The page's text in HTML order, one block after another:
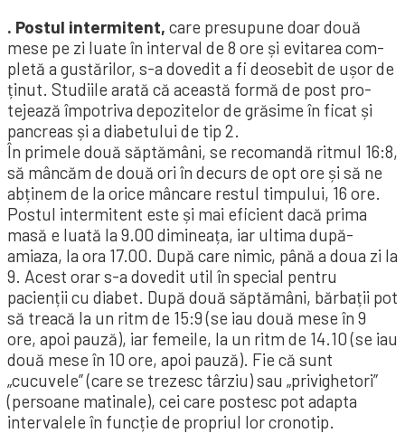
. Postul intermitent, care presu­pune doar două
mese pe zi luate în interval de 8 ore și evitarea com­
pletă a gustărilor, s-a dovedit a fi deosebit de ușor de
ținut. Studiile arată că această formă de post pro­
tejează împotriva depozitelor de gră­sime în ficat și
pancreas și a diabetului de tip 2.
În primele două săptămâni, se recomandă ritmul 16:8,
să mâncăm de două ori în decurs de opt ore și să ne
abținem de la orice mâncare restul timpului, 16 ore.
Postul intermitent este și mai eficient dacă prima
masă e luată la 9.00 dimineața, iar ultima după-
amiaza, la ora 17.00. După care nimic, până a doua zi la
9. Acest orar s-a dovedit util în special pentru
pacienții cu diabet. După două săptămâni, bărbații pot
să treacă la un ritm de 15:9 (se iau două mese în 9
ore, apoi pauză), iar femeile, la un ritm de 14.10 (se iau
două mese în 10 ore, apoi pauză). Fie că sunt
„cucuvele” (care se trezesc târziu) sau „pri­vighetori”
(persoane matinale), cei care postesc pot adapta
intervalele în funcție de propriul lor cro­notip.